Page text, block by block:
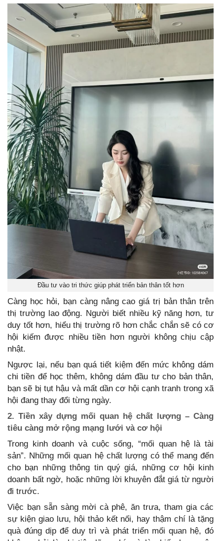
Đầu tư vào tri thức giúp phát triển bản thân tốt hơn
Càng học hỏi, bạn càng nâng cao giá trị bản thân trên
thị trường lao động. Người biết nhiều kỹ năng hơn, tư
duy tốt hơn, hiểu thị trường rõ hơn chắc chắn sẽ có cơ
hội kiếm được nhiều tiền hơn người không chịu cập
nhật.
Ngược lại, nếu bạn quá tiết kiệm đến mức không dám
chi tiền để học thêm, không dám đầu tư cho bản thân,
bạn sẽ bị tụt hậu và mất dần cơ hội cạnh tranh trong xã
hội đang thay đổi từng ngày.
2. Tiền xây dựng mối quan hệ chất lượng – Càng
tiêu càng mở rộng mạng lưới và cơ hội
Trong kinh doanh và cuộc sống, “mối quan hệ là tài
sản”. Những mối quan hệ chất lượng có thể mang đến
cho bạn những thông tin quý giá, những cơ hội kinh
doanh bất ngờ, hoặc những lời khuyên đắt giá từ người
đi trước.
Việc bạn sẵn sàng mời cà phê, ăn trưa, tham gia các
sự kiện giao lưu, hội thảo kết nối, hay thậm chí là tặng
quà đúng dịp để duy trì và phát triển mối quan hệ, đó